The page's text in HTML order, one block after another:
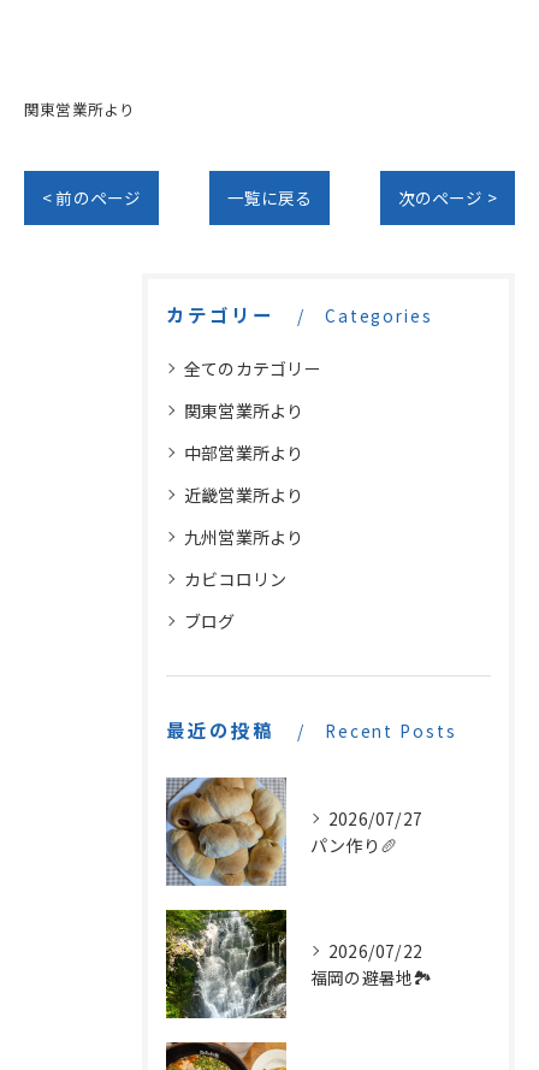
関東営業所より
< 前のページ 一覧に戻る 次のページ >
カテゴリー Categories
全てのカテゴリー
関東営業所より
中部営業所より
近畿営業所より
九州営業所より
カビコロリン
ブログ
最近の投稿 Recent Posts
2026/07/27
パン作り🥖
2026/07/22
福岡の避暑地🏞️